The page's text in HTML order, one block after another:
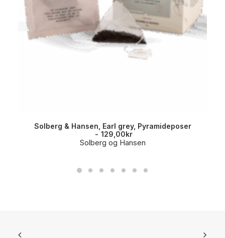
Solberg & Hansen, Earl grey, Pyramideposer
129,00kr
Solberg og Hansen